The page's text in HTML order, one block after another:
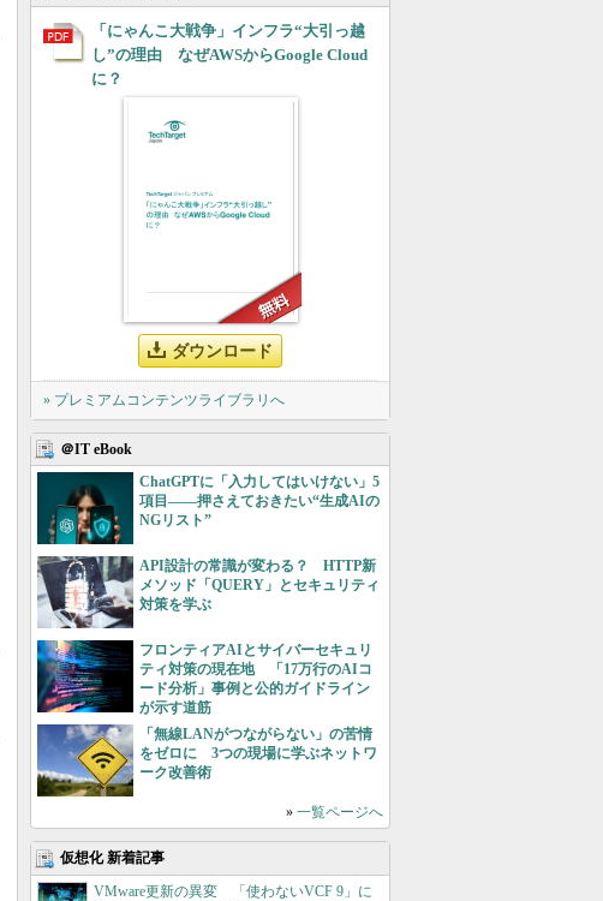
「にゃんこ大戦争」インフラ“大引っ越
し”の理由 なぜAWSからGoogle Cloud
に？
ダウンロード
» プレミアムコンテンツライブラリへ
＠IT eBook
ChatGPTに「入力してはいけない」5
項目――押さえておきたい“生成AIの
NGリスト”
API設計の常識が変わる？ HTTP新
メソッド「QUERY」とセキュリティ
対策を学ぶ
フロンティアAIとサイバーセキュリ
ティ対策の現在地 「17万行のAIコ
ード分析」事例と公的ガイドライン
が示す道筋
「無線LANがつながらない」の苦情
をゼロに 3つの現場に学ぶネットワ
ーク改善術
» 一覧ページへ
仮想化 新着記事
VMware更新の異変 「使わないVCF 9」に